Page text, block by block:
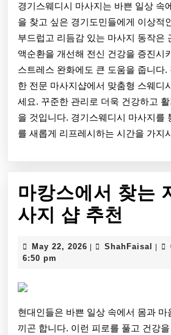
경기스웨디시 마사지는 바쁜 일상 속
을 찾고 싶은 경기도민들에게 이상적
부드럽고 리듬감 있는 마사지 동작은
액순환을 개선해 전신 건강을 증진시
스트레스 완화에도 큰 도움을 줍니다.
한 전문 마사지샵에서 맞춤형 스웨디
세요. 꾸준한 관리로 더욱 건강하고
을 것입니다. 경기스웨디시 마사지를
를 새롭게 리프레시하는 시간을 가지
마캉스에서 찾는
사지 샵 추천
찾
May 22, 2026 May ShahFaisal
6:50 pm
현대인들은 바쁜 일상 속에서 몸과 마
끼곤 합니다. 이런 피로를 풀고 건강